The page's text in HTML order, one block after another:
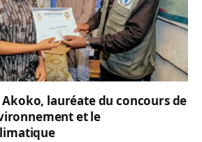
Akoko, lauréate du concours de
et le